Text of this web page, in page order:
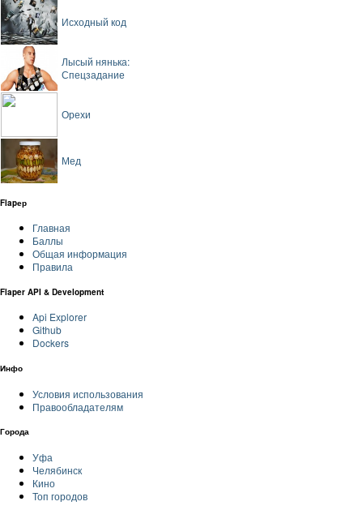
Исходный код
Лысый нянька:
Спецзадание
Орехи
Мед
Flapер
Главная
Баллы
Общая информация
Правила
Flaper API & Development
Api Explorer
Github
Dockers
Инфо
Условия использования
Правообладателям
Города
Уфа
Челябинск
Кино
Топ городов